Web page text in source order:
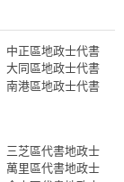
中正區地政士代書
大同區地政士代書
南港區地政士代書
三芝區代書地政士
萬里區代書地政士